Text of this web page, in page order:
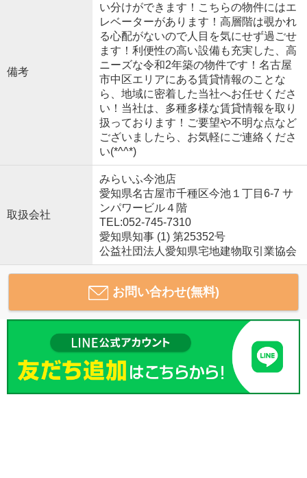
備考
い分けができます！こちらの物件にはエ
レベーターがあります！高層階は覗かれ
る心配がないので人目を気にせず過ごせ
ます！利便性の高い設備も充実した、高
ニーズな令和2年築の物件です！名古屋
市中区エリアにある賃貸情報のことな
ら、地域に密着した当社へお任せくださ
い！当社は、多種多様な賃貸情報を取り
扱っております！ご要望や不明な点など
ございましたら、お気軽にご連絡くださ
い(*^^*)
取扱会社
みらいふ今池店
愛知県名古屋市千種区今池１丁目6-7 サ
ンパワービル４階
TEL:052-745-7310
愛知県知事 (1) 第25352号
公益社団法人愛知県宅地建物取引業協会
お問い合わせ(無料)